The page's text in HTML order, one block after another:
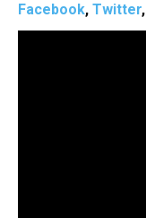
Facebook, Twitter,